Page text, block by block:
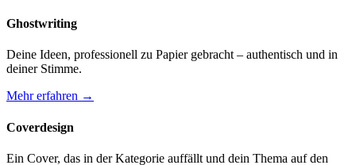
Ghostwriting
Deine Ideen, professionell zu Papier gebracht – authentisch und in
deiner Stimme.
Mehr erfahren →
Coverdesign
Ein Cover, das in der Kategorie auffällt und dein Thema auf den